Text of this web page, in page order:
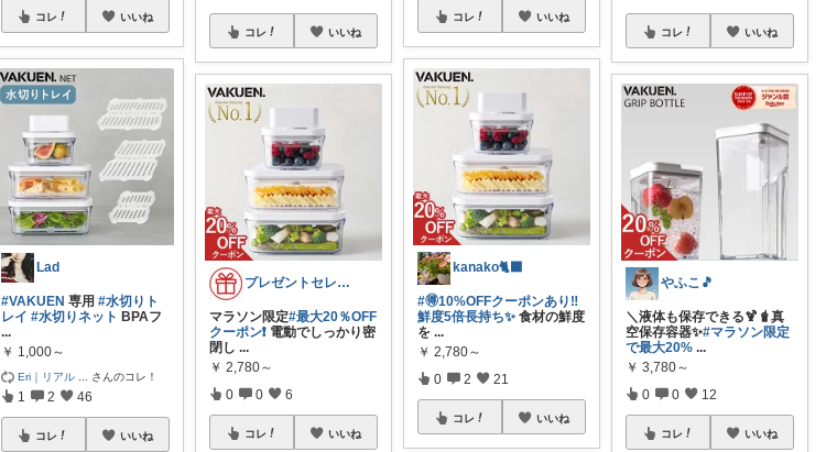
コレ いいね
Lad
#VAKUEN 専用#水切りト
レイ #水切りネット BPAフ
...
￥ 1,000～
Eri｜リアル さんのコレ！
1 2 46
コレ いいね
コレ いいね
プレゼントセレクト館024
マラソン限定#最大20％OFF
クーポン❗ 電動でしっかり密
閉し ...
￥ 2,780～
0 0 6
コレ いいね
コレ いいね
kanako🐈‍⬛
#🉐10%OFFクーポンあり‼️
鮮度5倍長持ち✨ 食材の鮮度
を ...
￥ 2,780～
0 2 21
コレ いいね
コレ いいね
やふこ🎵
＼液体も保存できる🍹🧋真
空保存容器✨#マラソン限定
で最大20% ...
￥ 3,780～
0 0 12
コレ いいね